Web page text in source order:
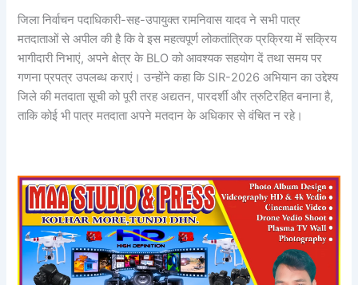
जिला निर्वाचन पदाधिकारी-सह-उपायुक्त रामनिवास यादव ने सभी पात्र
मतदाताओं से अपील की है कि वे इस महत्वपूर्ण लोकतांत्रिक प्रक्रिया में सक्रिय
भागीदारी निभाएं, अपने क्षेत्र के BLO को आवश्यक सहयोग दें तथा समय पर
गणना प्रपत्र उपलब्ध कराएं। उन्होंने कहा कि SIR-2026 अभियान का उद्देश्य
जिले की मतदाता सूची को पूरी तरह अद्यतन, पारदर्शी और त्रुटिरहित बनाना है,
ताकि कोई भी पात्र मतदाता अपने मतदान के अधिकार से वंचित न रहे।